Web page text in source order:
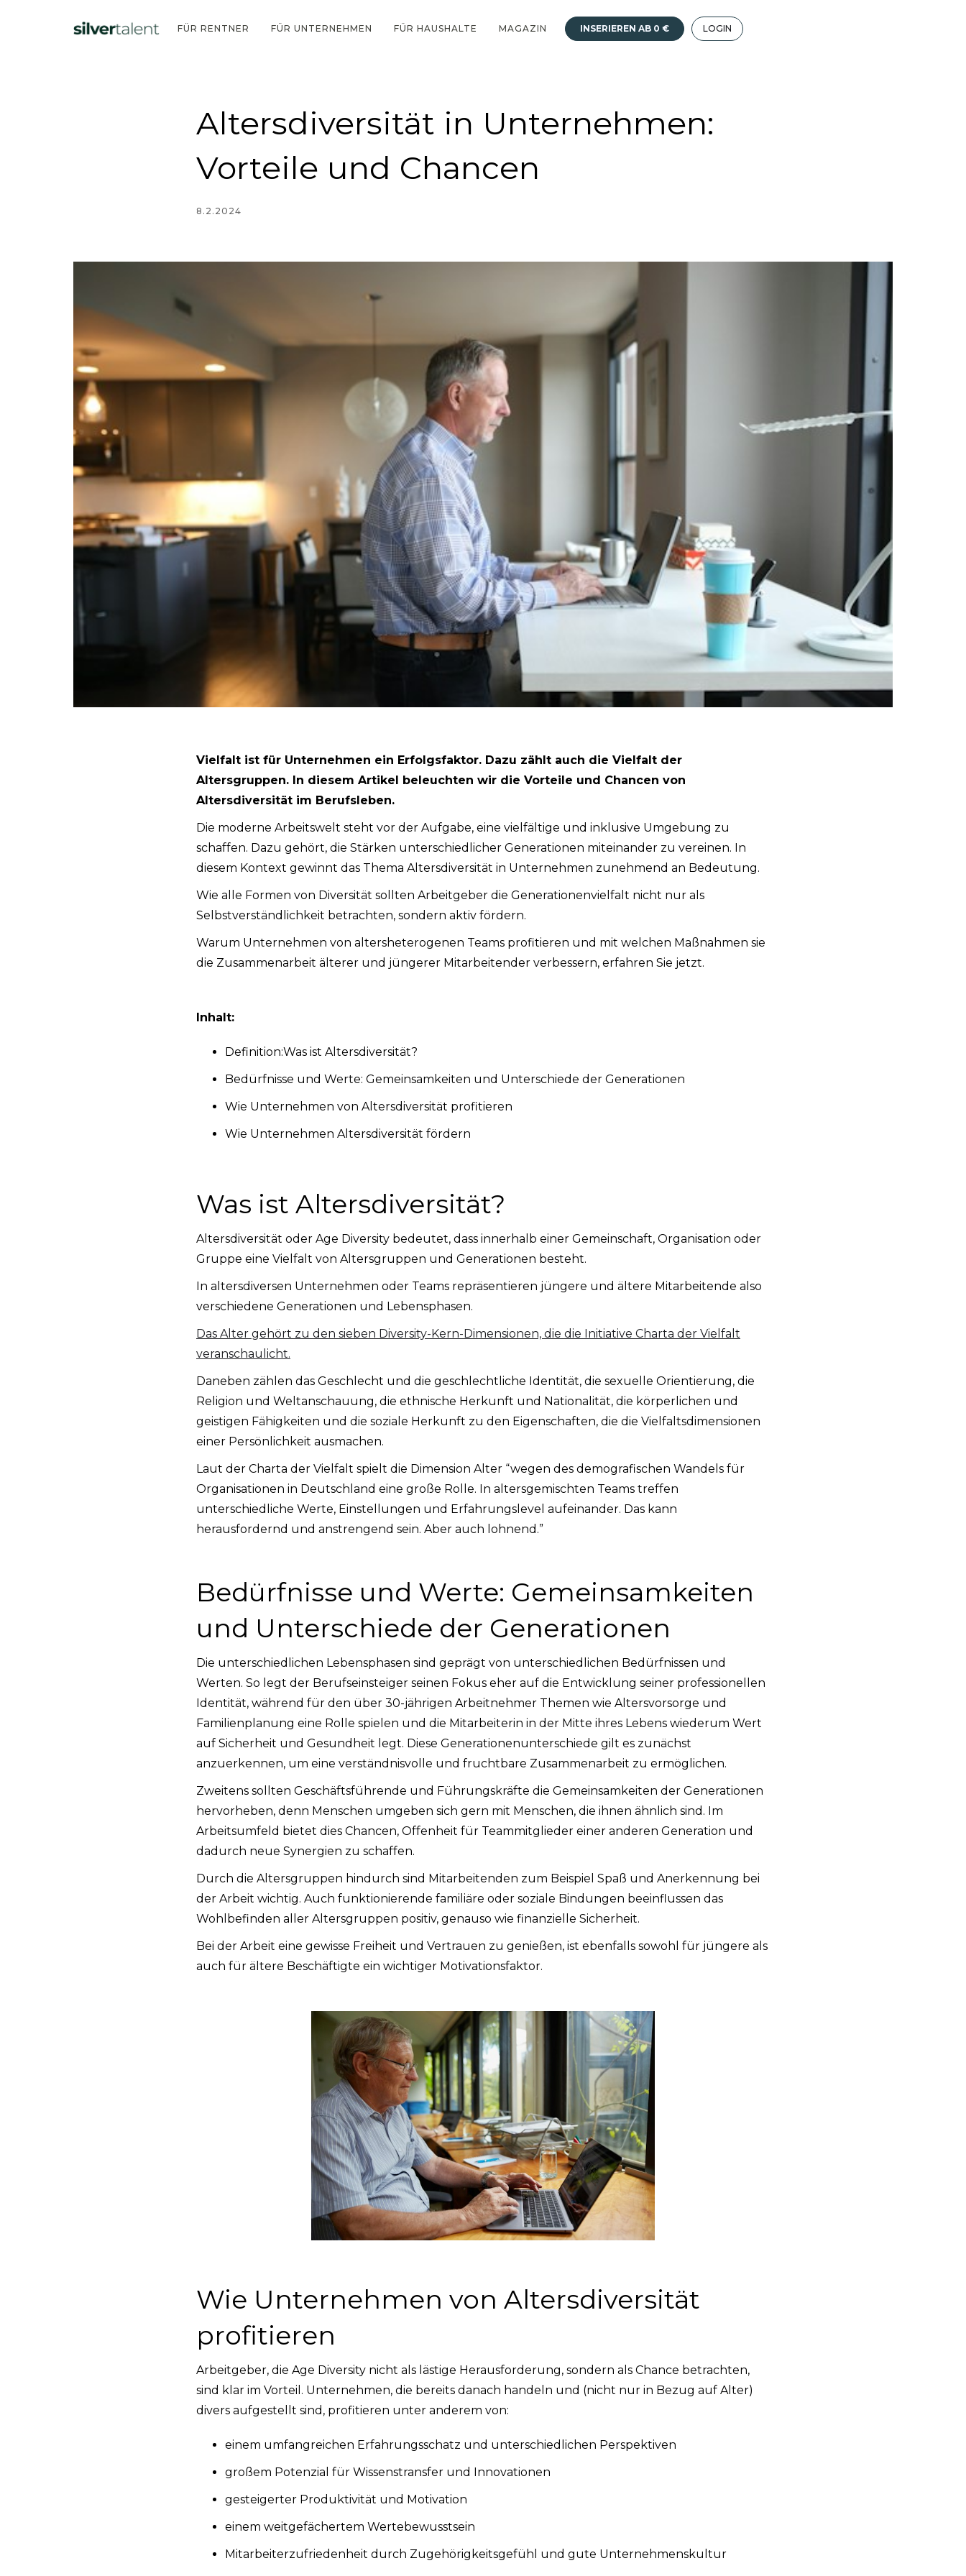
FÜR RENTNER FÜR UNTERNEHMEN FÜR HAUSHALTE MAGAZIN INSERIEREN AB 0 € LOGIN
Altersdiversität in Unternehmen:
Vorteile und Chancen
8.2.2024
Vielfalt ist für Unternehmen ein Erfolgsfaktor. Dazu zählt auch die Vielfalt der
Altersgruppen. In diesem Artikel beleuchten wir die Vorteile und Chancen von
Altersdiversität im Berufsleben.
Die moderne Arbeitswelt steht vor der Aufgabe, eine vielfältige und inklusive Umgebung zu
schaffen. Dazu gehört, die Stärken unterschiedlicher Generationen miteinander zu vereinen. In
diesem Kontext gewinnt das Thema Altersdiversität in Unternehmen zunehmend an Bedeutung.
Wie alle Formen von Diversität sollten Arbeitgeber die Generationenvielfalt nicht nur als
Selbstverständlichkeit betrachten, sondern aktiv fördern.
Warum Unternehmen von altersheterogenen Teams profitieren und mit welchen Maßnahmen sie
die Zusammenarbeit älterer und jüngerer Mitarbeitender verbessern, erfahren Sie jetzt.
Inhalt:
Definition:Was ist Altersdiversität?
Bedürfnisse und Werte: Gemeinsamkeiten und Unterschiede der Generationen
Wie Unternehmen von Altersdiversität profitieren
Wie Unternehmen Altersdiversität fördern
Was ist Altersdiversität?
Altersdiversität oder Age Diversity bedeutet, dass innerhalb einer Gemeinschaft, Organisation oder
Gruppe eine Vielfalt von Altersgruppen und Generationen besteht.
In altersdiversen Unternehmen oder Teams repräsentieren jüngere und ältere Mitarbeitende also
verschiedene Generationen und Lebensphasen.
Das Alter gehört zu den sieben Diversity-Kern-Dimensionen, die die Initiative Charta der Vielfalt
veranschaulicht.
Daneben zählen das Geschlecht und die geschlechtliche Identität, die sexuelle Orientierung, die
Religion und Weltanschauung, die ethnische Herkunft und Nationalität, die körperlichen und
geistigen Fähigkeiten und die soziale Herkunft zu den Eigenschaften, die die Vielfaltsdimensionen
einer Persönlichkeit ausmachen.
Laut der Charta der Vielfalt spielt die Dimension Alter “wegen des demografischen Wandels für
Organisationen in Deutschland eine große Rolle. In altersgemischten Teams treffen
unterschiedliche Werte, Einstellungen und Erfahrungslevel aufeinander. Das kann
herausfordernd und anstrengend sein. Aber auch lohnend.”
Bedürfnisse und Werte: Gemeinsamkeiten
und Unterschiede der Generationen
Die unterschiedlichen Lebensphasen sind geprägt von unterschiedlichen Bedürfnissen und
Werten. So legt der Berufseinsteiger seinen Fokus eher auf die Entwicklung seiner professionellen
Identität, während für den über 30-jährigen Arbeitnehmer Themen wie Altersvorsorge und
Familienplanung eine Rolle spielen und die Mitarbeiterin in der Mitte ihres Lebens wiederum Wert
auf Sicherheit und Gesundheit legt. Diese Generationenunterschiede gilt es zunächst
anzuerkennen, um eine verständnisvolle und fruchtbare Zusammenarbeit zu ermöglichen.
Zweitens sollten Geschäftsführende und Führungskräfte die Gemeinsamkeiten der Generationen
hervorheben, denn Menschen umgeben sich gern mit Menschen, die ihnen ähnlich sind. Im
Arbeitsumfeld bietet dies Chancen, Offenheit für Teammitglieder einer anderen Generation und
dadurch neue Synergien zu schaffen.
Durch die Altersgruppen hindurch sind Mitarbeitenden zum Beispiel Spaß und Anerkennung bei
der Arbeit wichtig. Auch funktionierende familiäre oder soziale Bindungen beeinflussen das
Wohlbefinden aller Altersgruppen positiv, genauso wie finanzielle Sicherheit.
Bei der Arbeit eine gewisse Freiheit und Vertrauen zu genießen, ist ebenfalls sowohl für jüngere als
auch für ältere Beschäftigte ein wichtiger Motivationsfaktor.
Wie Unternehmen von Altersdiversität
profitieren
Arbeitgeber, die Age Diversity nicht als lästige Herausforderung, sondern als Chance betrachten,
sind klar im Vorteil. Unternehmen, die bereits danach handeln und (nicht nur in Bezug auf Alter)
divers aufgestellt sind, profitieren unter anderem von:
einem umfangreichen Erfahrungsschatz und unterschiedlichen Perspektiven
großem Potenzial für Wissenstransfer und Innovationen
gesteigerter Produktivität und Motivation
einem weitgefächertem Wertebewusstsein
Mitarbeiterzufriedenheit durch Zugehörigkeitsgefühl und gute Unternehmenskultur